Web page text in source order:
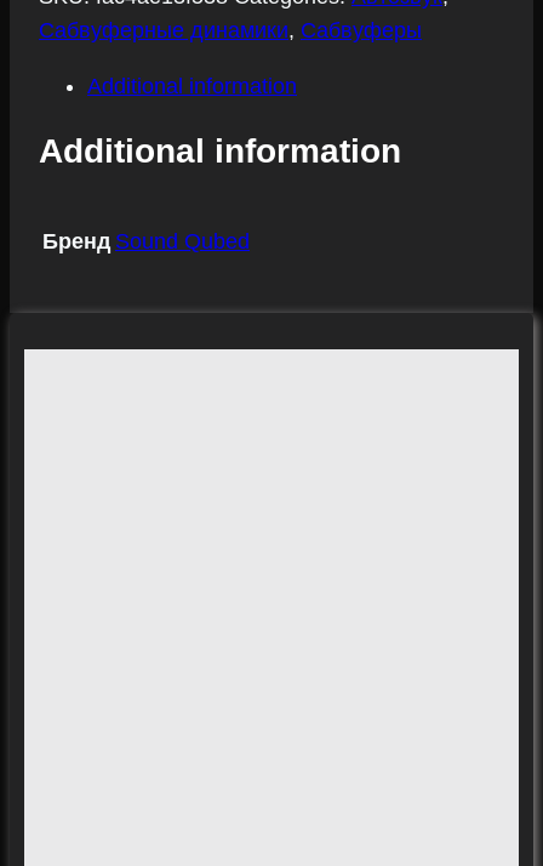
Сабвуферные динамики, Сабвуферы
Additional information
Additional information
Бренд Sound Qubed